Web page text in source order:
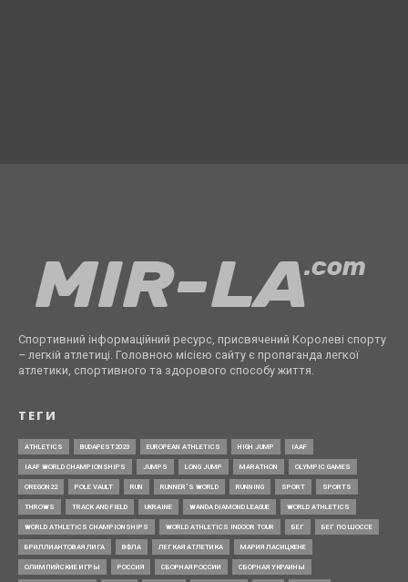
Спортивний інформаційний ресурс, присвячений Королеві спорту
– легкій атлетиці. Головною місією сайту є пропаганда легкої
атлетики, спортивного та здорового способу життя.
ТЕГИ
ATHLETICS BUDAPEST2023 EUROPEAN ATHLETICS HIGH JUMP IAAF
IAAF WORLD CHAMPIONSHIPS JUMPS LONG JUMP MARATHON OLYMPIC GAMES
OREGON22 POLE VAULT RUN RUNNER’S WORLD RUNNING SPORT SPORTS
THROWS TRACK AND FIELD UKRAINE WANDA DIAMOND LEAGUE WORLD ATHLETICS
WORLD ATHLETICS CHAMPIONSHIPS WORLD ATHLETICS INDOOR TOUR БЕГ БЕГ ПО ШОССЕ
БРИЛЛИАНТОВАЯ ЛИГА ВФЛА ЛЕГКАЯ АТЛЕТИКА МАРИЯ ЛАСИЦКЕНЕ
ОЛИМПИЙСКИЕ ИГРЫ РОССИЯ СБОРНАЯ РОССИИ СБОРНАЯ УКРАИНЫ